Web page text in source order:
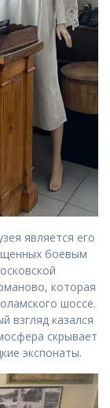
является его
боевым
которая
шоссе.
взгляд казался
скрывает
экспонаты.